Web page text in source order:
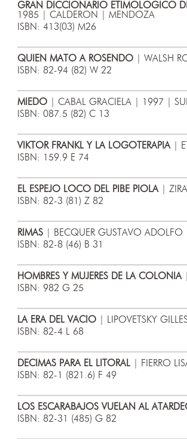
GRAN DICCIONARIO ETIMOLOGICO
1985 | CALDERON | MENDOZA
ISBN: 413(03) M26
QUIEN MATO A ROSENDO | WALSH
ISBN: 82-94 (82) W 22
MIEDO | CABAL GRACIELA | 1997 |
ISBN: 087.5 (82) C 13
VIKTOR FRANKL Y LA LOGOTERAPIA |
ISBN: 159.9 E 74
EL ESPEJO LOCO DEL PIBE PIOLA |
ISBN: 82-3 (81) Z 82
RIMAS | BECQUER GUSTAVO
ISBN: 82-8 (46) B 31
HOMBRES Y MUJERES DE LA COLONIA
ISBN: 982 G 25
LA ERA DEL VACIO | LIPOVETSKY
ISBN: 82-4 L 68
DECIMAS PARA EL LITORAL | FIERRO
ISBN: 82-1 (821.6) F 49
LOS ESCARABAJOS VUELAN AL
ISBN: 82-31 (485) G 82